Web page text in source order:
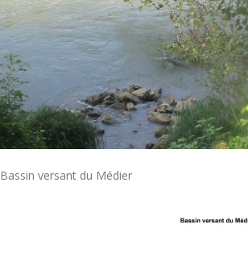
Bassin versant du Médier